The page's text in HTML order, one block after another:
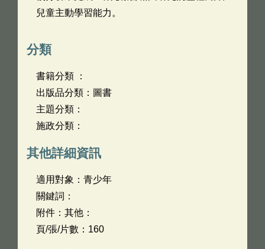
兒童主動學習能力。
分類
書籍分類 ：
出版品分類：圖書
主題分類：
施政分類：
其他詳細資訊
適用對象：青少年
關鍵詞：
附件：其他：
頁/張/片數：160